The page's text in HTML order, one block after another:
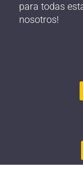
para todas
nosotros!